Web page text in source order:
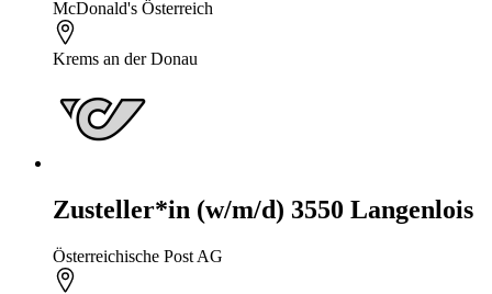
McDonald's Österreich
Krems an der Donau
Zusteller*in (w/m/d) 3550 Langenlois
Österreichische Post AG